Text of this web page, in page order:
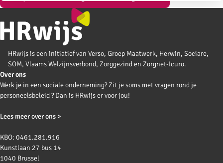
HRwijs is een initiatief van Verso, Groep Maatwerk, Herwin, Sociare,
SOM, Vlaams Welzijnsverbond, Zorggezind en Zorgnet-Icuro.
Over ons
Werk je in een sociale onderneming? Zit je soms met vragen rond je
personeelsbeleid ? Dan is HRwijs er voor jou!
Lees meer over ons >
KBO: 0461.281.916
Kunstlaan 27 bus 14
1040 Brussel